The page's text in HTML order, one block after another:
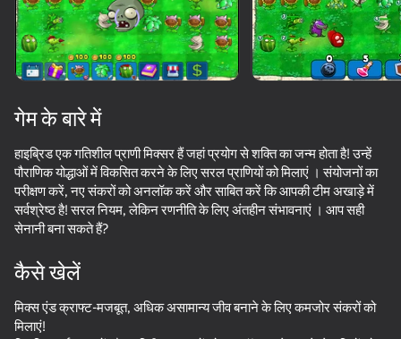
ओरिएंटेशन का समर्थन करता है
87
87 80
गेम के बारे में
हाइब्रिड एक गतिशील प्राणी मिक्सर हैं जहां प्रयोग से शक्ति का जन्म होता है! उन्हें
पौराणिक योद्धाओं में विकसित करने के लिए सरल प्राणियों को मिलाएं । संयोजनों का
परीक्षण करें, नए संकरों को अनलॉक करें और साबित करें कि आपकी टीम अखाड़े में
सर्वश्रेष्ठ है! सरल नियम, लेकिन रणनीति के लिए अंतहीन संभावनाएं । आप सही
सेनानी बना सकते हैं?
कैसे खेलें
मिक्स एंड क्राफ्ट-मजबूत, अधिक असामान्य जीव बनाने के लिए कमजोर संकरों को
मिलाएं!